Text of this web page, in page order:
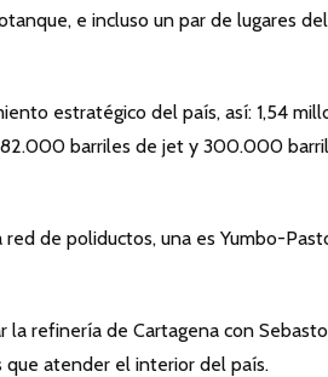
e incluso un par de lugares del
estratégico del país, así: 1,54
barriles de jet y 300.000
de poliductos, una es Yumbo-
la refinería de Cartagena con
atender el interior del país.